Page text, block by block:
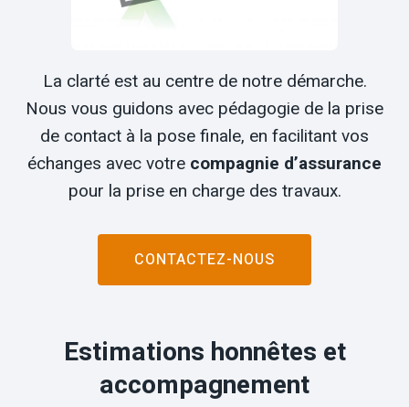
La clarté est au centre de notre démarche.
Nous vous guidons avec pédagogie de la prise
de contact à la pose finale, en facilitant vos
échanges avec votre compagnie d’assurance
pour la prise en charge des travaux.
CONTACTEZ-NOUS
Estimations honnêtes et
accompagnement